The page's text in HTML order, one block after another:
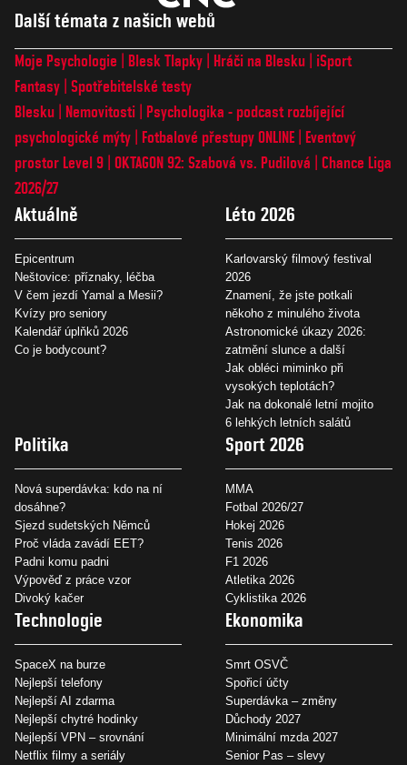
Další témata z našich webů
Moje Psychologie Blesk Tlapky Hráči na Blesku
iSport
Fantasy Spotřebitelské testy
Blesku
Nemovitosti
Psychologika - podcast rozbíjející
psychologické mýty
Fotbalové přestupy ONLINE
Eventový
prostor Level 9 OKTAGON 92: Szabová vs. Pudilová
Chance Liga
2026/27
Aktuálně
Epicentrum
Neštovice: příznaky, léčba
V čem jezdí Yamal a Mesii?
Kvízy pro seniory
Kalendář úplňků 2026
Co je bodycount?
Léto 2026
Karlovarský filmový festival
2026
Znamení, že jste potkali
někoho z minulého života
Astronomické úkazy 2026:
zatmění slunce a další
Jak obléci miminko při
vysokých teplotách?
Jak na dokonalé letní mojito
6 lehkých letních salátů
Politika
Nová superdávka: kdo na ní
dosáhne?
Sjezd sudetských Němců
Proč vláda zavádí EET?
Padni komu padni
Výpověď z práce vzor
Divoký kačer
Sport 2026
MMA
Fotbal 2026/27
Hokej 2026
Tenis 2026
F1 2026
Atletika 2026
Cyklistika 2026
Technologie
SpaceX na burze
Nejlepší telefony
Nejlepší AI zdarma
Nejlepší chytré hodinky
Nejlepší VPN – srovnání
Netflix filmy a seriály
Ekonomika
Smrt OSVČ
Spořicí účty
Superdávka – změny
Důchody 2027
Minimální mzda 2027
Senior Pas – slevy